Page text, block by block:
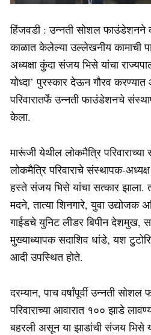
हिंजवडी : उन्नती सोशल फाउंडेशनने
काळात केलेल्या उल्लेखनीय कामाची
अध्यक्षा कुंदा संजय भिसे यांचा
योध्दा’ पुरस्कार देऊन गौरव करण्यात
परिवारातर्फे उन्नती फाउंडेशनचे
केला.
मारूंजी येथील लोकमैत्रि
लोकमैत्रि परिवाराचे संस्थापक-
हस्ते संजय भिसे यांचा सत्कार झाला.
मदने, तात्या शिनगारे, युवा उद्योजक
गाईडचे युनिट लीडर बिपीन देशमुख,
मुख्याध्यापक सदाशिव धांडे, यश
आदी उपस्थित होते.
दरम्यान, पाच वर्षांपूर्वी उन्नती
परिवाराच्या आवारात १०० झाडे
बहरली असून या झाडांची संजय भिसे